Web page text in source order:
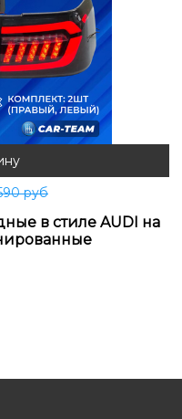
руб
в стиле AUDI на